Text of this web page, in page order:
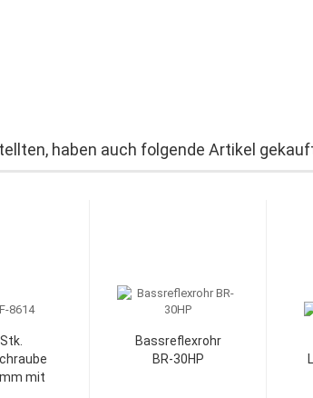
haben auch folgende Artikel
mit
Bassreflexrohr
BR-30HP